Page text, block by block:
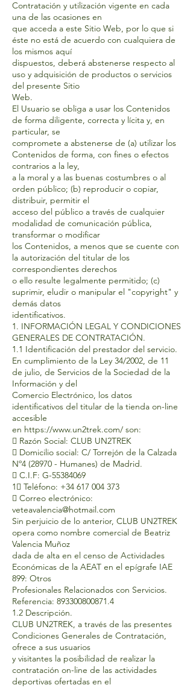
Contratación y utilización vigente en cada
una de las ocasiones en
que acceda a este Sitio Web, por lo que si
éste no está de acuerdo con cualquiera de
los mismos aquí
dispuestos, deberá abstenerse respecto al
uso y adquisición de productos o servicios
del presente Sitio
Web.
El Usuario se obliga a usar los Contenidos
de forma diligente, correcta y lícita y, en
particular, se
compromete a abstenerse de (a) utilizar los
Contenidos de forma, con fines o efectos
contrarios a la ley,
a la moral y a las buenas costumbres o al
orden público; (b) reproducir o copiar,
distribuir, permitir el
acceso del público a través de cualquier
modalidad de comunicación pública,
transformar o modificar
los Contenidos, a menos que se cuente con
la autorización del titular de los
correspondientes derechos
o ello resulte legalmente permitido; (c)
suprimir, eludir o manipular el "copyright" y
demás datos
identificativos.
1. INFORMACIÓN LEGAL Y CONDICIONES
GENERALES DE CONTRATACIÓN.
1.1 Identificación del prestador del servicio.
En cumplimiento de la Ley 34/2002, de 11
de julio, de Servicios de la Sociedad de la
Información y del
Comercio Electrónico, los datos
identificativos del titular de la tienda on-line
accesible
en https://www.un2trek.com/ son:
 Razón Social: CLUB UN2TREK
 Domicilio social: C/ Torrejón de la Calzada
Nº4 (28970 - Humanes) de Madrid.
 C.I.F: G-55384069
1 Teléfono: +34 617 004 373
 Correo electrónico:
veteavalencia@hotmail.com
Sin perjuicio de lo anterior, CLUB UN2TREK
opera como nombre comercial de Beatriz
Valencia Muñoz
dada de alta en el censo de Actividades
Económicas de la AEAT en el epígrafe IAE
899: Otros
Profesionales Relacionados con Servicios.
Referencia: 893300800871.4
1.2 Descripción.
CLUB UN2TREK, a través de las presentes
Condiciones Generales de Contratación,
ofrece a sus usuarios
y visitantes la posibilidad de realizar la
contratación on-line de las actividades
deportivas ofertadas en el